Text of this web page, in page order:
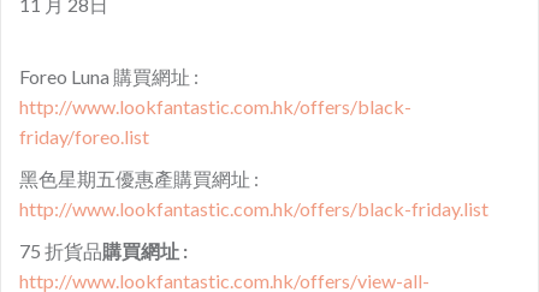
Foreo Luna 購買網址 :
http://www.lookfantastic.com.hk/offers/black-
friday/foreo.list
黑色星期五優惠產購買網址 :
http://www.lookfantastic.com.hk/offers/black-friday.list
75 折貨品購買網址 :
http://www.lookfantastic.com.hk/offers/view-all-